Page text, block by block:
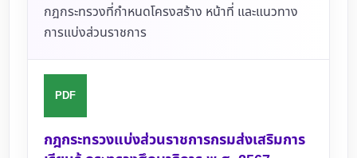
กฎกระทรวงที่กำหนดโครงสร้าง หน้าที่ และแนวทาง
การแบ่งส่วนราชการ
PDF
กฎกระทรวงแบ่งส่วนราชการกรมส่งเสริมการ